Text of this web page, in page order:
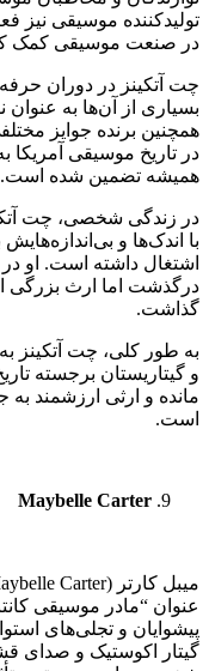
تولیدکننده موسیقی نیز
در صنعت موسیقی کمک
بسیاری از آن‌ها به
همچنین برنده جوایز
در تاریخ موسیقی آمریکا
همیشه تضمین شده است.
در زندگی شخصی، چت
با اندک‌ها و
درگذشت اما ارث بزرگی
گذاشت.
به طور کلی، چت آتکینز
و گیتاریستان برجسته
مانده و ارثی ارزشمند
است.
Maybelle Carter
عنوان “مادر موسیقی
پیشوایان و تجلی‌های
گیتار اکوستیک و صدای